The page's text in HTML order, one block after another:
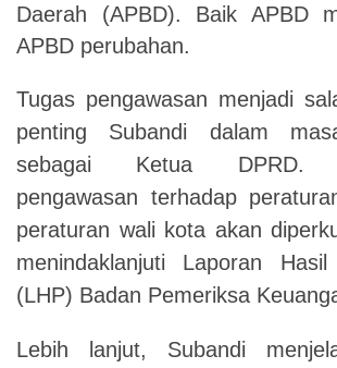
Daerah (APBD). Baik APBD
APBD perubahan.
Tugas pengawasan menjadi
penting Subandi dalam
sebagai Ketua DPRD.
pengawasan terhadap
peraturan wali kota akan
menindaklanjuti Laporan Hasil
(LHP) Badan Pemeriksa
Lebih lanjut, Subandi